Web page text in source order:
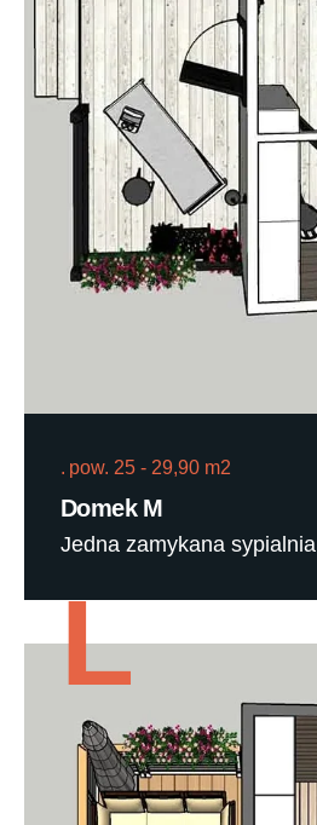
pow. 25 - 29,90 m2
Domek M
Jedna zamykana sypialnia
L